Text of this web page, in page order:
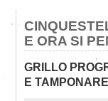
E ORA SI
GRILLO
E